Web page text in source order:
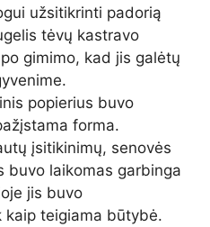
užsitikrinti padorią
tėvų kastravo
gimimo, kad jis galėtų
popierius buvo
forma.
įsitikinimų, senovės
buvo laikomas garbinga
jis buvo
kaip teigiama būtybė.